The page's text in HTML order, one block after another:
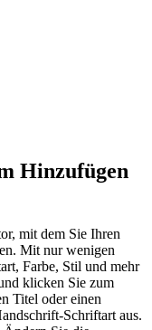
Hinzufügen
mit dem Sie Ihren
Mit nur wenigen
Farbe, Stil und mehr
klicken Sie zum
Titel oder einen
Schriftart aus.